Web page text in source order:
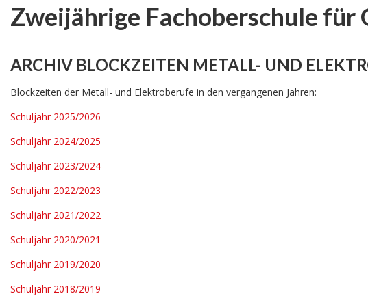
Zweijährige Fachoberschule für
ARCHIV BLOCKZEITEN METALL- UND
Blockzeiten der Metall- und Elektroberufe in den vergangenen Jahren:
Schuljahr 2025/2026
Schuljahr 2024/2025
Schuljahr 2023/2024
Schuljahr 2022/2023
Schuljahr 2021/2022
Schuljahr 2020/2021
Schuljahr 2019/2020
Schuljahr 2018/2019